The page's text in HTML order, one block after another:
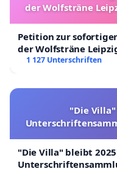
der Wolfsträne
Petition zur
der Wolfsträne
1 127 Unterschriften
"Die
"Die Villa" bleibt